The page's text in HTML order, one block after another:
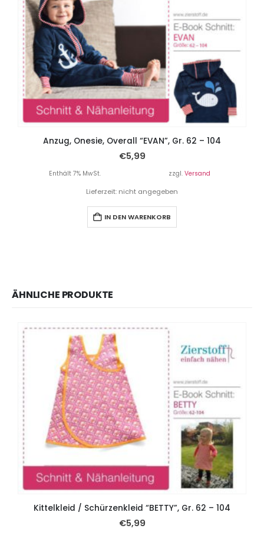
Anzug, Onesie, Overall “EVAN”, Gr. 62 – 104
€5,99
Enthält 7% MwSt. zzgl. Versand
Lieferzeit: nicht angegeben
IN DEN WARENKORB
ÄHNLICHE PRODUKTE
Kittelkleid / Schürzenkleid “BETTY”, Gr. 62 – 104
€5,99